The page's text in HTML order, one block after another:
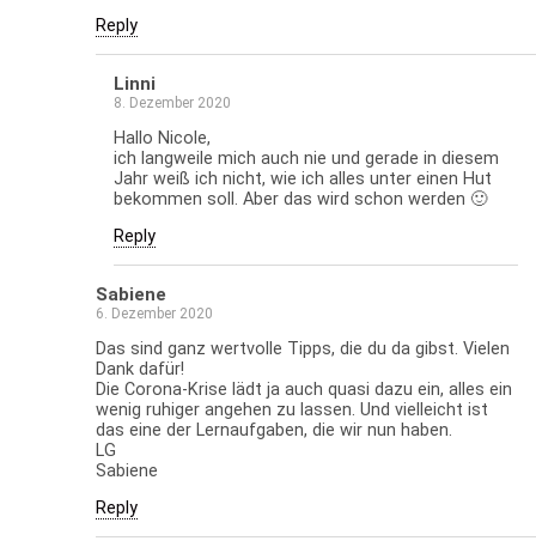
Reply
Linni
8. Dezember 2020
Hallo Nicole,
ich langweile mich auch nie und gerade in diesem
Jahr weiß ich nicht, wie ich alles unter einen Hut
bekommen soll. Aber das wird schon werden 🙂
Reply
Sabiene
6. Dezember 2020
Das sind ganz wertvolle Tipps, die du da gibst. Vielen
Dank dafür!
Die Corona-Krise lädt ja auch quasi dazu ein, alles ein
wenig ruhiger angehen zu lassen. Und vielleicht ist
das eine der Lernaufgaben, die wir nun haben.
LG
Sabiene
Reply